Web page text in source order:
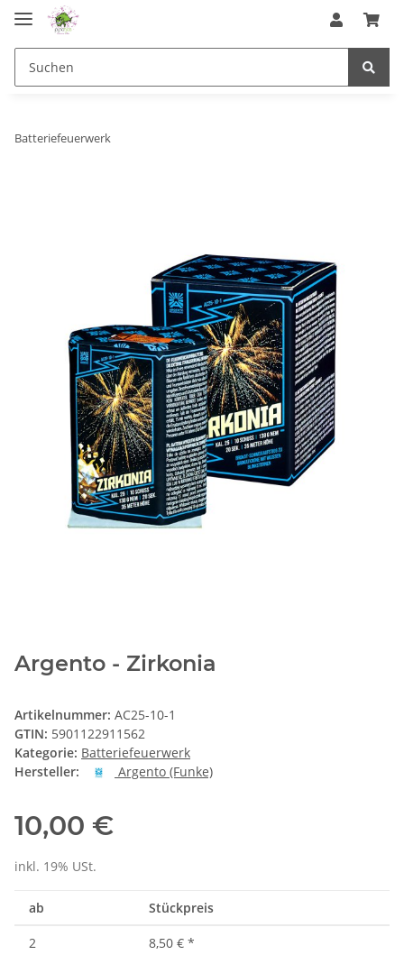
Batteriefeuerwerk
Argento - Zirkonia
Artikelnummer: AC25-10-1
GTIN: 5901122911562
Kategorie: Batteriefeuerwerk
Hersteller:
Argento (Funke)
10,00 €
inkl. 19% USt.
ab Stückpreis
2 8,50 € *